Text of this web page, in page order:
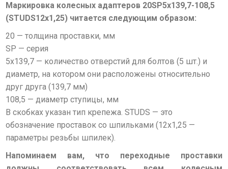
Маркировка колесных адаптеров 20SP5х139,7-108,5
(STUDS12х1,25) читается следующим образом:
20 — толщина проставки, мм
SP — серия
5х139,7 — количество отверстий для болтов (5 шт.) и
диаметр, на котором они расположены относительно
друг друга (139,7 мм)
108,5 — диаметр ступицы, мм
В скобках указан тип крепежа.STUDS — это
обозначение проставок со шпильками (12х1,25 —
параметры резьбы шпилек).
Напоминаем вам, что переходные проставки